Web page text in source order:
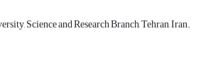
Science and Research Branch, Tehran, Iran.